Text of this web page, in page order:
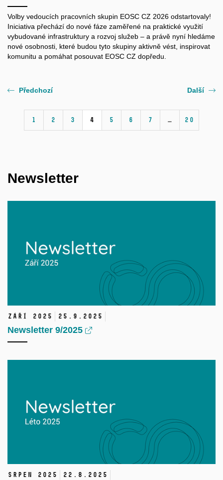
Volby vedoucích pracovních skupin EOSC CZ 2026 odstartovaly!
Iniciativa přechází do nové fáze zaměřené na praktické využití
vybudované infrastruktury a rozvoj služeb – a právě nyní hledáme
nové osobnosti, které budou tyto skupiny aktivně vést, inspirovat
komunitu a pomáhat posouvat EOSC CZ dopředu.
Předchozí
1 2 3 4 5 6 7 … 20
Další
Newsletter
září 2025 25. 9. 2025
Newsletter 9/2025
srpen 2025 22. 8. 2025